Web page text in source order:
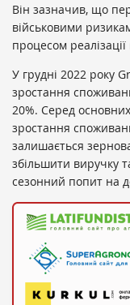
Він зазначив, що
військовими
процесом
У грудні 2022 року
зростання
20%. Серед
зростання
залишається
збільшити виручку
сезонний попит на